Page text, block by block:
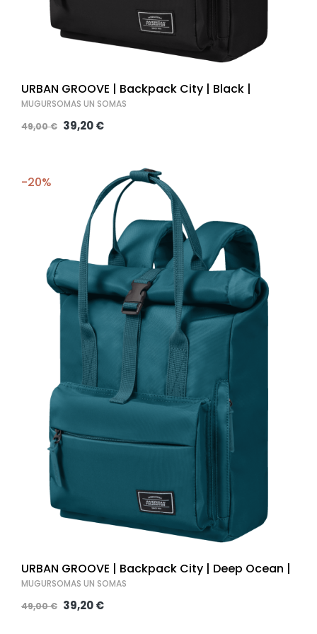
URBAN GROOVE | Backpack City | Black |
MUGURSOMAS UN SOMAS
49,00 € 39,20 €
-20%
URBAN GROOVE | Backpack City | Deep Ocean |
MUGURSOMAS UN SOMAS
49,00 € 39,20 €